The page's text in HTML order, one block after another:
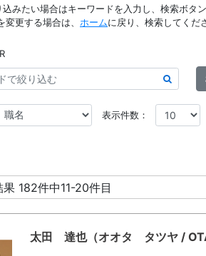
みたい場合はキーワードを入力し、検索ボタ
更する場合は、 ホームに戻り、検索してくだ
表示件数：
果 182件中11-20件目
太田 達也（オオタ タツヤ /